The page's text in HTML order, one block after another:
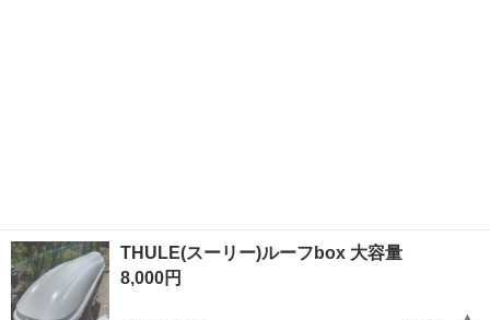
THULE(スーリー)ルーフbox 大容量
8,000円